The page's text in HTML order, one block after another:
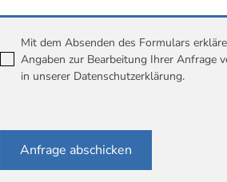
Mit dem Absenden des Formulars
Angaben zur Bearbeitung Ihrer Anfrage
in unserer Datenschutzerklärung.